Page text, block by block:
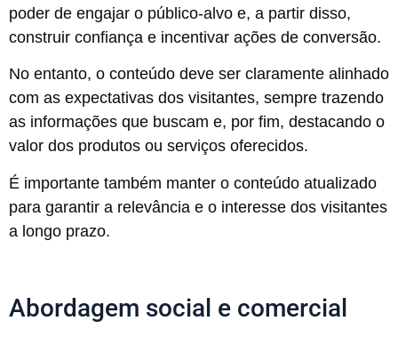
poder de engajar o público-alvo e, a partir disso,
construir confiança e incentivar ações de conversão.
No entanto, o conteúdo deve ser claramente alinhado
com as expectativas dos visitantes, sempre trazendo
as informações que buscam e, por fim, destacando o
valor dos produtos ou serviços oferecidos.
É importante também manter o conteúdo atualizado
para garantir a relevância e o interesse dos visitantes
a longo prazo.
Abordagem social e comercial